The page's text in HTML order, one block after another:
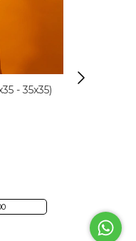
- 35x35)
$237.999